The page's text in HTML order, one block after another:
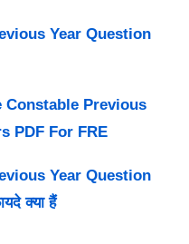
Year Question
Constable Previous
PDF For FRE
Year Question
क्या हैं